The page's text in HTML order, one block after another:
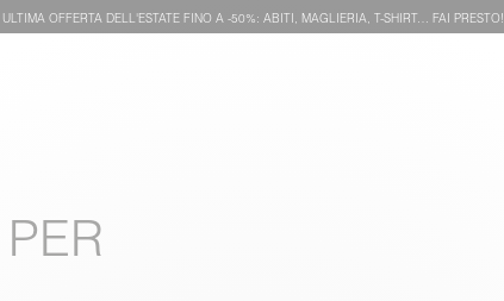
ULTIMA OFFERTA DELL'ESTATE FINO A -50%: ABITI, MAGLIERIA, T-SHIRT… FAI PRESTO!